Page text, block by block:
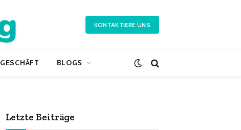
KONTAKTIERE UNS
GESCHÄFT BLOGS
Letzte Beiträge